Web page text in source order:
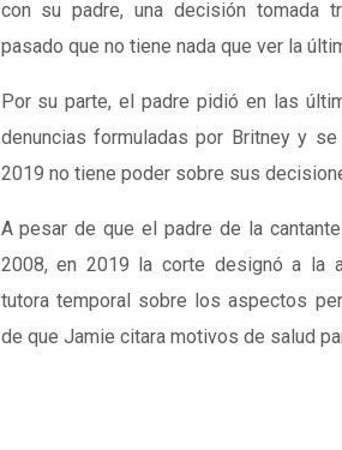
con su padre, una decisión tomada
pasado que no tiene nada que ver la
Por su parte, el padre pidió en las
denuncias formuladas por Britney y
2019 no tiene poder sobre sus
A pesar de que el padre de la
2008, en 2019 la corte designó a la
tutora temporal sobre los aspectos
de que Jamie citara motivos de salud